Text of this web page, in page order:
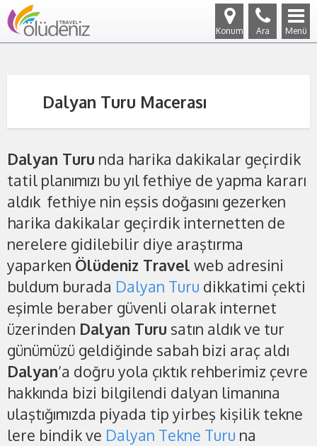
Menü
Ara
Konum
Dalyan Turu Macerası
Dalyan Turu nda harika dakikalar geçirdik
tatil planımızı bu yıl fethiye de yapma kararı
aldık fethiye nin eşsis doğasını gezerken
harika dakikalar geçirdik internetten de
nerelere gidilebilir diye araştırma
yaparken Ölüdeniz Travel web adresini
buldum burada Dalyan Turu dikkatimi çekti
eşimle beraber güvenli olarak internet
üzerinden Dalyan Turu satın aldık ve tur
günümüzü geldiğinde sabah bizi araç aldı
Dalyan’a doğru yola çıktık rehberimiz çevre
hakkında bizi bilgilendi dalyan limanına
ulaştığımızda piyada tip yirbeş kişilik tekne
lere bindik ve Dalyan Tekne Turu na